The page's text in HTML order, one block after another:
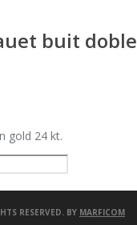
buit doble
gold 24 kt.
RESERVED. BY MARFICOM